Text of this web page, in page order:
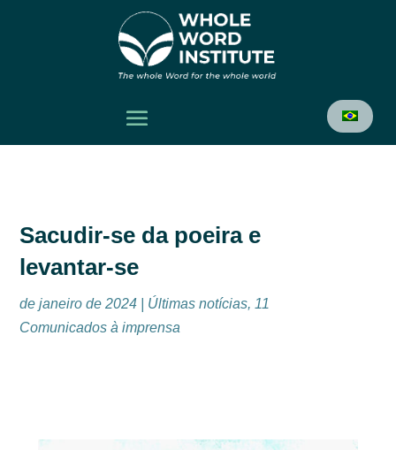
Sacudir-se da poeira e
levantar-se
11 de janeiro de 2024
Últimas notícias,
Comunicados à imprensa